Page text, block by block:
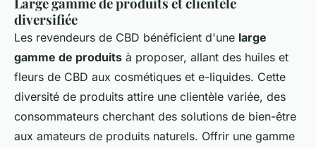
diversifiée
Les revendeurs de CBD bénéficient d'une large
gamme de produits à proposer, allant des huiles et
fleurs de CBD aux cosmétiques et e-liquides. Cette
diversité de produits attire une clientèle variée, des
consommateurs cherchant des solutions de bien-être
aux amateurs de produits naturels. Offrir une gamme